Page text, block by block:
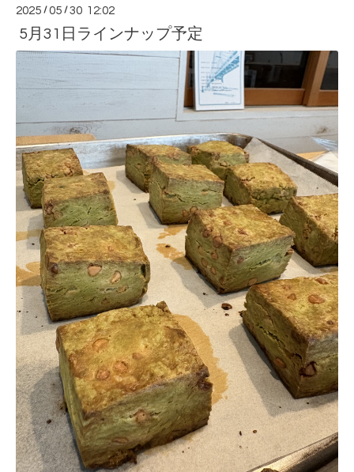
2025 /05 /30 12:02
5月31日ラインナップ予定